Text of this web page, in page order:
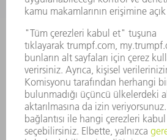
FAALIYET RAPORU
ŞIRKET PRENSIPLERI
MEVZUATLARA UYUM
BILDIRIM SISTEMI
GÜVENLIK
BASIN BÜLTENLERI
DERGILER
SÜRDÜRÜLEBILIRLIK
ÇEVRE VE IKLIM
SOSYAL VE TOPLUMSAL KONULAR
ŞIRKET YÖNETIMI